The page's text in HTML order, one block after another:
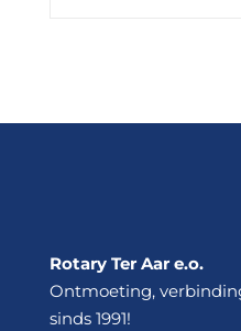
Rotary Ter Aar e.o.
Ontmoeting,
sinds 1991!